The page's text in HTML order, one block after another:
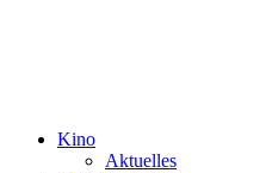
Kino
Aktuelles